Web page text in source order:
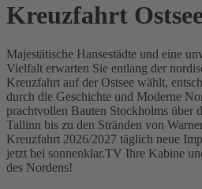
Kreuzfahrt
Majestätische Hansestädte und eine
Vielfalt erwarten Sie entlang der
Kreuzfahrt auf der Ostsee wählt,
durch die Geschichte und Moderne
prachtvollen Bauten Stockholms über
Tallinn bis zu den Stränden von
Kreuzfahrt 2026/2027 täglich neue
jetzt bei sonnenklar.TV Ihre Kabine
des Nordens!